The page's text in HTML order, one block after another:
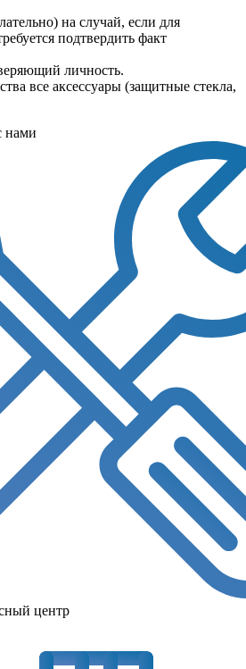
на случай, если для
подтвердить факт
личность.
все аксессуары (защитные стекла,
нами
центр